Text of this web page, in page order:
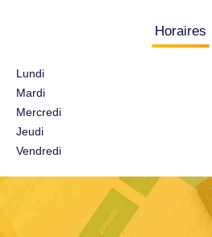
Horaires
Lundi
Mardi
Mercredi
Jeudi
Vendredi